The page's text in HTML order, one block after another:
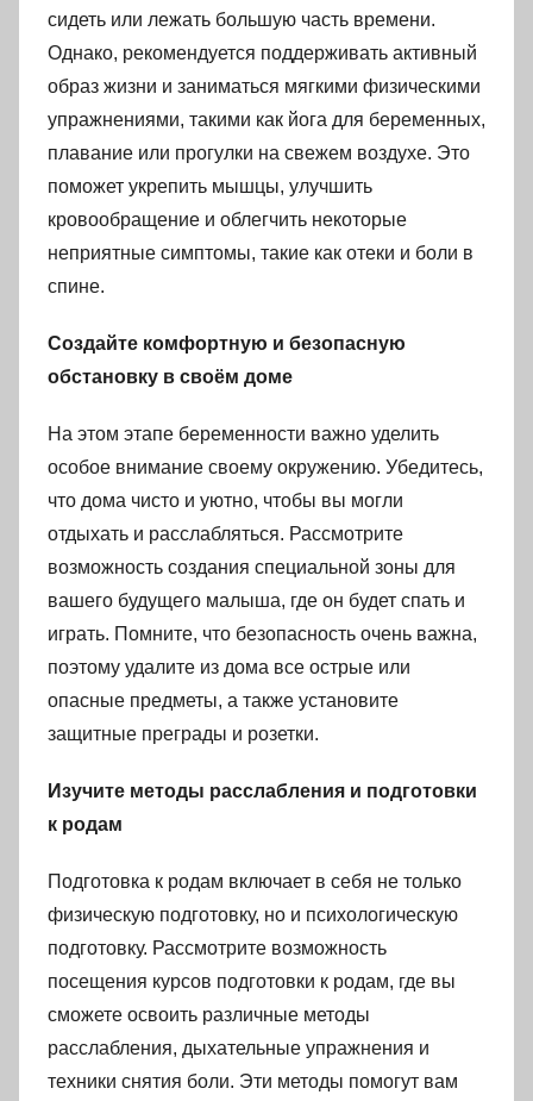
сидеть или лежать большую часть времени.
Однако, рекомендуется поддерживать активный
образ жизни и заниматься мягкими физическими
упражнениями, такими как йога для беременных,
плавание или прогулки на свежем воздухе. Это
поможет укрепить мышцы, улучшить
кровообращение и облегчить некоторые
неприятные симптомы, такие как отеки и боли в
спине.
Создайте комфортную и безопасную
обстановку в своём доме
На этом этапе беременности важно уделить
особое внимание своему окружению. Убедитесь,
что дома чисто и уютно, чтобы вы могли
отдыхать и расслабляться. Рассмотрите
возможность создания специальной зоны для
вашего будущего малыша, где он будет спать и
играть. Помните, что безопасность очень важна,
поэтому удалите из дома все острые или
опасные предметы, а также установите
защитные преграды и розетки.
Изучите методы расслабления и подготовки
к родам
Подготовка к родам включает в себя не только
физическую подготовку, но и психологическую
подготовку. Рассмотрите возможность
посещения курсов подготовки к родам, где вы
сможете освоить различные методы
расслабления, дыхательные упражнения и
техники снятия боли. Эти методы помогут вам